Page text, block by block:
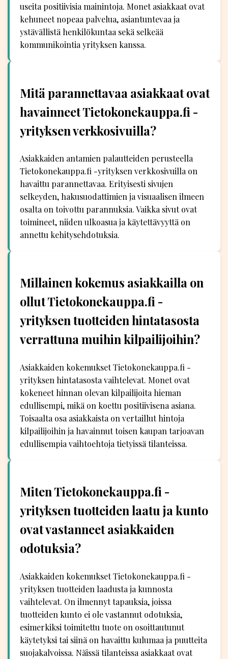
useita positiivisia mainintoja. Monet asiakkaat ovat
kehuneet nopeaa palvelua, asiantuntevaa ja
ystävällistä henkilökuntaa sekä selkeää
kommunikointia yrityksen kanssa.
Mitä parannettavaa asiakkaat ovat
havainneet Tietokonekauppa.fi -
yrityksen verkkosivuilla?
Asiakkaiden antamien palautteiden perusteella
Tietokonekauppa.fi -yrityksen verkkosivuilla on
havaittu parannettavaa. Erityisesti sivujen
selkeyden, hakusuodattimien ja visuaalisen ilmeen
osalta on toivottu parannuksia. Vaikka sivut ovat
toimineet, niiden ulkoasua ja käytettävyyttä on
annettu kehitysehdotuksia.
Millainen kokemus asiakkailla on
ollut Tietokonekauppa.fi -
yrityksen tuotteiden hintatasosta
verrattuna muihin kilpailijoihin?
Asiakkaiden kokemukset Tietokonekauppa.fi -
yrityksen hintatasosta vaihtelevat. Monet ovat
kokeneet hinnan olevan kilpailijoita hieman
edullisempi, mikä on koettu positiivisena asiana.
Toisaalta osa asiakkaista on vertaillut hintoja
kilpailijoihin ja havainnut toisen kaupan tarjoavan
edullisempia vaihtoehtoja tietyissä tilanteissa.
Miten Tietokonekauppa.fi -
yrityksen tuotteiden laatu ja kunto
ovat vastanneet asiakkaiden
odotuksia?
Asiakkaiden kokemukset Tietokonekauppa.fi -
yrityksen tuotteiden laadusta ja kunnosta
vaihtelevat. On ilmennyt tapauksia, joissa
tuotteiden kunto ei ole vastannut odotuksia,
esimerkiksi toimitettu tuote on osoittautunut
käytetyksi tai siinä on havaittu kulumaa ja puutteita
suojakalvoissa. Näissä tilanteissa asiakkaat ovat